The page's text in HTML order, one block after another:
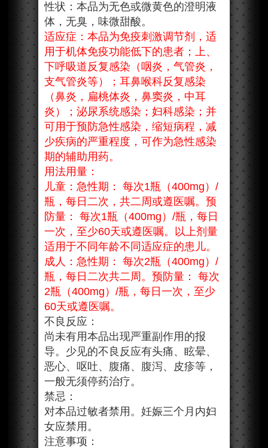
性状：本品为无色或微黄色的澄明液
体，无臭，味微甜酸。
适应症：本品为免疫刺激调节剂，适
用于机体免疫功能低下的患者；上、
下呼吸道反复感染（咽炎，气管炎，
支气管炎等）；耳鼻喉科反复感染
（鼻炎，扁桃体炎，鼻窦炎，中耳
炎）；泌尿系统感染；妇科感染；并
可用于预防急性感染，缩短病程，减
少疾病的严重程度，可作为急性感染
期的辅助用药。
用法用量：
儿童：急性期： 每次1瓶（400mg）/
瓶，每日二次，共二周或遵医嘱。预
防量： 每次1瓶（400mg）/瓶，每日
一次，至少60天或遵医嘱。以上剂量
适用于不同年龄不同适应症的患儿。
成人：急性期： 每次2瓶（400mg）/
瓶，每日二次共二周。预防量： 每次
2瓶（400mg）/瓶，每日一次，至少
60天或遵医嘱。
不良反应：
尚未有用本品出现严重副作用的报
导。少见的不良反应有头痛、眩晕、
恶心、呕吐、腹痛、腹泻、皮疹等，
一般无须停药治疗。
禁忌：
对本品过敏者禁用。妊娠三个月内妇
女应禁用。
注意事项：